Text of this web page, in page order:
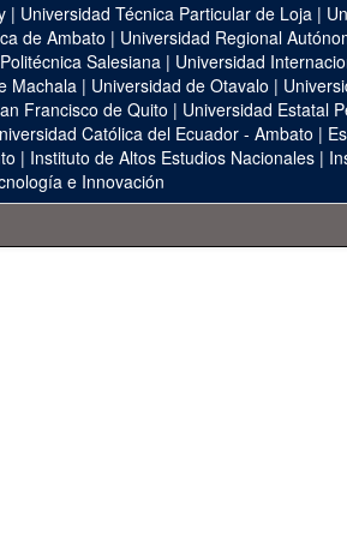
| Universidad Técnica Particular de Loja |
de Ambato | Universidad Regional
Salesiana| Universidad
Machala | Universidad de Otavalo |
Francisco de Quito | Universidad Estatal
Católica del Ecuador - Ambato |
| Instituto de Altos Estudios Nacionales |
e Innovación